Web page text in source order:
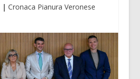
|Cronaca Pianura Veronese